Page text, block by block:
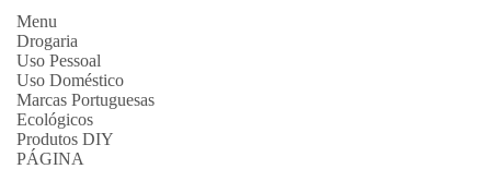
Menu
Drogaria
Uso Pessoal
Uso Doméstico
Marcas Portuguesas
Ecológicos
Produtos DIY
PÁGINA